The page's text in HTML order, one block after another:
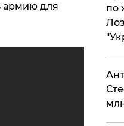
армию для
по